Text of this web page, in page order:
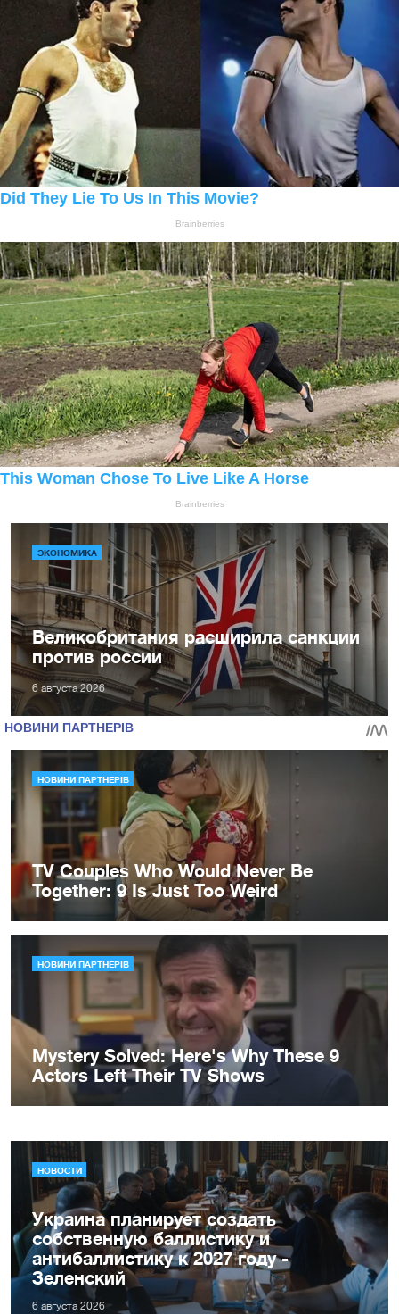
ЭКОНОМИКА
Великобритания расширила санкции
против россии
6 августа 2026
НОВОСТИ
Украина планирует создать
собственную баллистику и
антибаллистику к 2027 году -
Зеленский
6 августа 2026